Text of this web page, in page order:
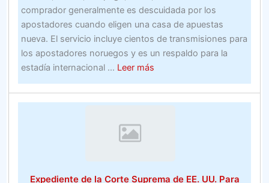
confección
de
Asia
–
Nikkei
Asian
comprador generalmente es descuidada por los
apostadores cuando eligen una casa de apuestas
nueva. El servicio incluye cientos de transmisiones para
los apostadores noruegos y es un respaldo para la
estadía internacional ... Leer másabout
Tribus,
legisladores
Expediente de la Corte Suprema de EE. UU. Para